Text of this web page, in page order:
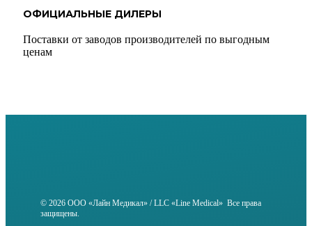
ОФИЦИАЛЬНЫЕ ДИЛЕРЫ
Поставки от заводов производителей по выгодным
ценам
© 2026 ООО «Лайн Медикал» / LLC «Line Medical» Все права
защищены.